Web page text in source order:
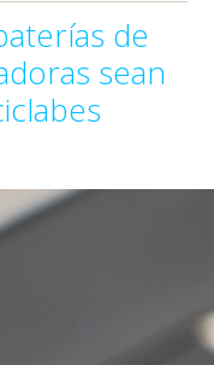
solar de
de
sean